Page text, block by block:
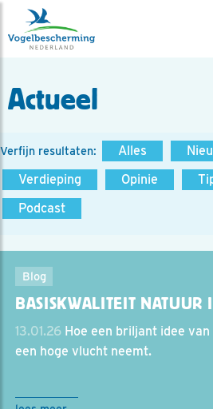
Actueel
Verfijn resultaten: Alles
Verdieping
Opinie
Podcast
Blog
BASISKWALITEIT NATUUR
13.01.26 Hoe een briljant idee
een hoge vlucht neemt.